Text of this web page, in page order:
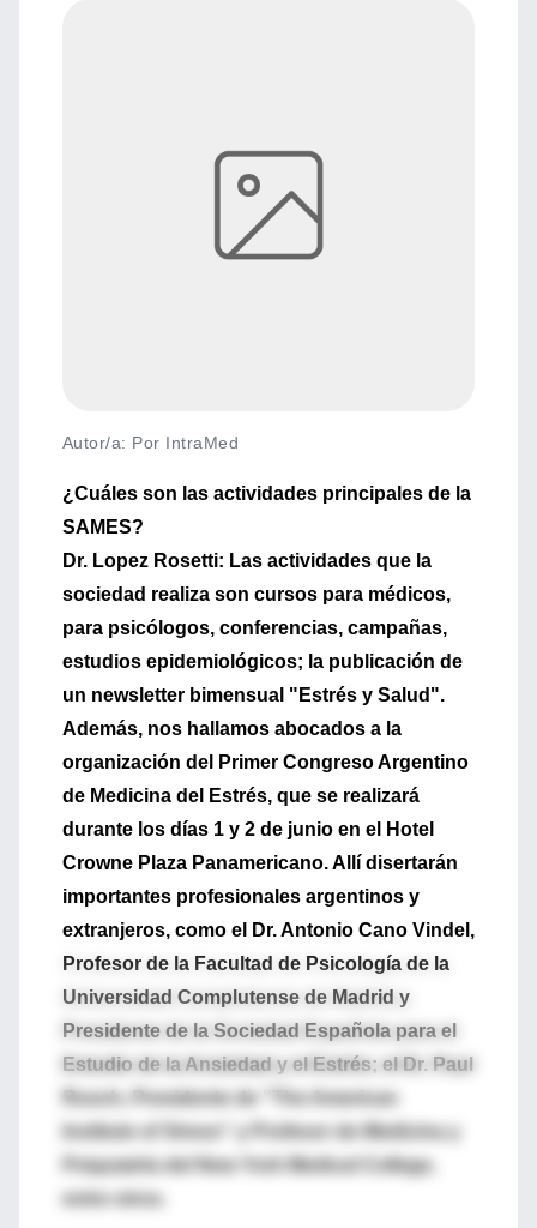
Autor/a: Por IntraMed
¿Cuáles son las actividades principales de la
SAMES?
Dr. Lopez Rosetti: Las actividades que la
sociedad realiza son cursos para médicos,
para psicólogos, conferencias, campañas,
estudios epidemiológicos; la publicación de
un newsletter bimensual "Estrés y Salud".
Además, nos hallamos abocados a la
organización del Primer Congreso Argentino
de Medicina del Estrés, que se realizará
durante los días 1 y 2 de junio en el Hotel
Crowne Plaza Panamericano. Allí disertarán
importantes profesionales argentinos y
extranjeros, como el Dr. Antonio Cano Vindel,
Profesor de la Facultad de Psicología de la
Universidad Complutense de Madrid y
Presidente de la Sociedad Española para el
Estudio de la Ansiedad y el Estrés; el Dr. Paul
Rosch, Presidente de "The American
Institute of Stress" y Profesor de Medicina y
Psiquiatría del New York Medical College,
entre otros.